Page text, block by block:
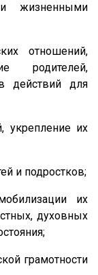
жизненными
отношений,
родителей,
действий для
укрепление их
и подростков;
их
духовных
грамотности